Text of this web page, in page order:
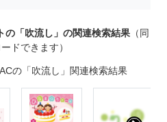
の「吹流し」の関連検索結果 （同
ドできます）
の「吹流し」関連検索結果